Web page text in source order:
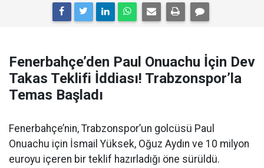
Fenerbahçe’den Paul Onuachu İçin Dev
Takas Teklifi İddiası! Trabzonspor’la
Temas Başladı
Fenerbahçe’nin, Trabzonspor’un golcüsü Paul
Onuachu için İsmail Yüksek, Oğuz Aydın ve 10 milyon
euroyu içeren bir teklif hazırladığı öne sürüldü.